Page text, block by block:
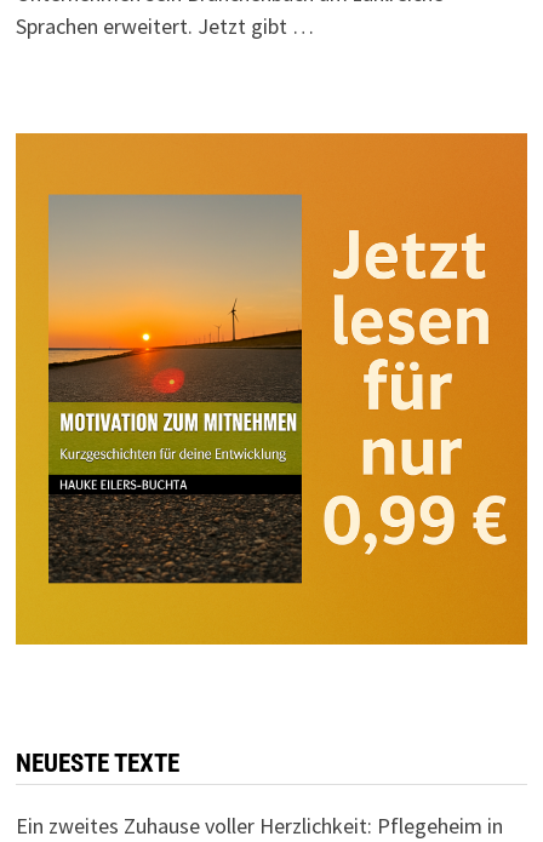
Sprachen erweitert. Jetzt gibt …
NEUESTE TEXTE
Ein zweites Zuhause voller Herzlichkeit: Pflegeheim in